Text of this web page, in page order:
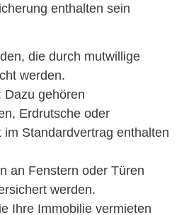
enthalten sein
die durch mutwillige
werden.
Dazu gehören
Erdrutsche oder
im Standardvertrag enthalten
an Fenstern oder Türen
werden.
Ihre Immobilie vermieten